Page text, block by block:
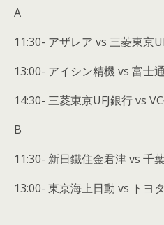
A
11:30- アザレア vs 三菱東京
13:00- アイシン精機 vs 富士
14:30- 三菱東京UFJ銀行 vs
B
11:30- 新日鐵住金君津 vs 千
13:00- 東京海上日動 vs トヨ